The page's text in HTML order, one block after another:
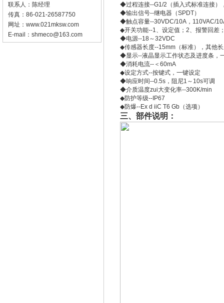
联系人：陈经理
传真：86-021-26587750
网址： www.021mksw.com
E-mail： shmeco@163.com
◆过程连接--G1/2（插入式标准连接）
◆输出信号--继电器（SPDT）
◆触点容量--30VDC/10A，110VAC/
◆开关功能--1、设定值；2、报警回差
◆电源--18～32VDC
◆传感器长度--15mm（标准），其他
◆显示--液晶显示工作状态及进度条，
◆消耗电流--＜60mA
◆设定方式--按键式，一键设定
◆响应时间--0.5s，阻尼1～10s可调
◆介质温度zui大变化率--300K/min
◆防护等级--IP67
◆防爆--Ex d iiC T6 Gb（选项）
三、部件说明：